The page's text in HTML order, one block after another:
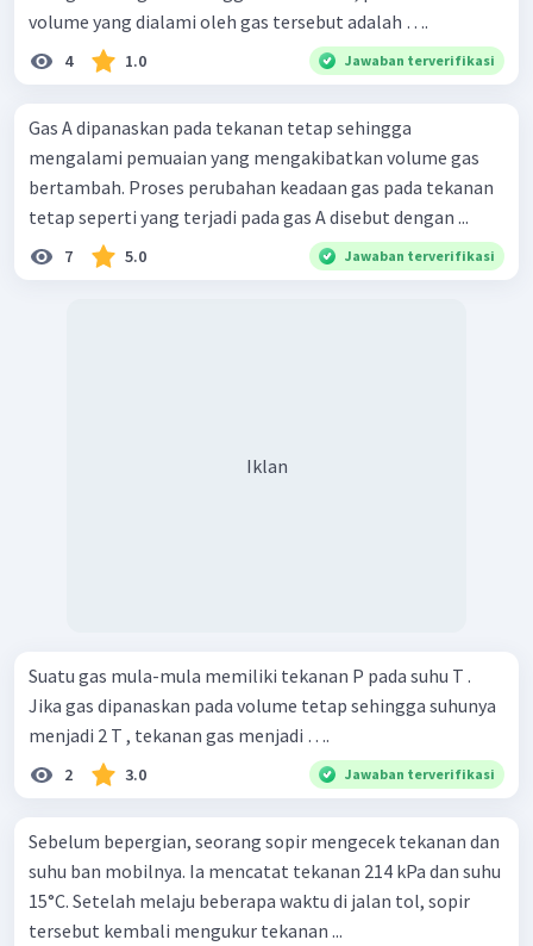
volume yang dialami oleh gas tersebut adalah ….
4 1.0 Jawaban terverifikasi
Gas A dipanaskan pada tekanan tetap sehingga
mengalami pemuaian yang mengakibatkan volume gas
bertambah. Proses perubahan keadaan gas pada tekanan
tetap seperti yang terjadi pada gas A disebut dengan ...
7 5.0 Jawaban terverifikasi
Iklan
Suatu gas mula-mula memiliki tekanan P pada suhu T .
Jika gas dipanaskan pada volume tetap sehingga suhunya
menjadi 2 T , tekanan gas menjadi ….
2 3.0 Jawaban terverifikasi
Sebelum bepergian, seorang sopir mengecek tekanan dan
suhu ban mobilnya. Ia mencatat tekanan 214 kPa dan suhu
15°C. Setelah melaju beberapa waktu di jalan tol, sopir
tersebut kembali mengukur tekanan ...